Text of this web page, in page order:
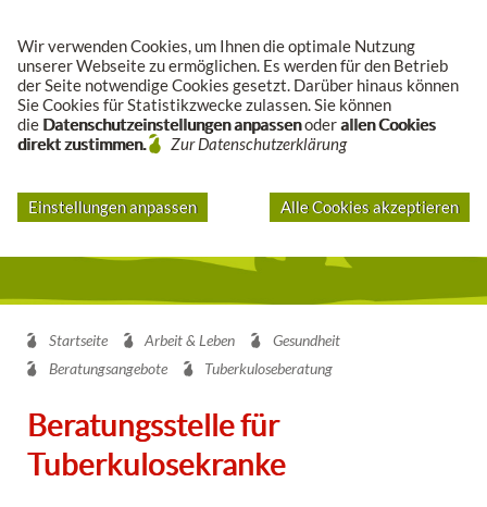
Wir verwenden Cookies, um Ihnen die optimale Nutzung
unserer Webseite zu ermöglichen. Es werden für den Betrieb
der Seite notwendige Cookies gesetzt. Darüber hinaus können
Sie Cookies für Statistikzwecke zulassen. Sie können
die Datenschutzeinstellungen anpassenoderallen Cookies
direkt zustimmen.
Zur Datenschutzerklärung
Einstellungen anpassen Alle Cookies akzeptieren
Startseite Arbeit & Leben
Gesundheit
Beratungsangebote
Tuberkuloseberatung
Beratungsstelle für
Tuberkulosekranke